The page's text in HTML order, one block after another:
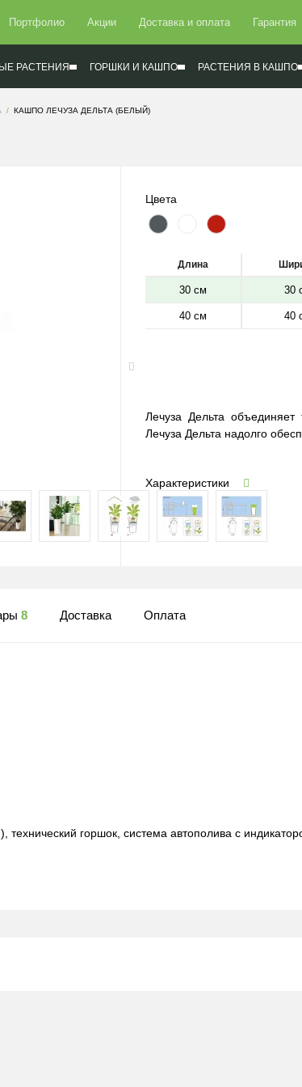
Портфолио Акции Доставка и оплата Гарантия
РАСТЕНИЯ ГОРШКИ И КАШПО РАСТЕНИЯ В КАШПО
КАШПО ЛЕЧУЗА ДЕЛЬТА (БЕЛЫЙ)
Цвета
Длина
30 см 30
40 см 40
Лечуза Дельта
Лечуза Дельта надолго
Характеристики
8 Доставка Оплата
технический горшок, система автополива с